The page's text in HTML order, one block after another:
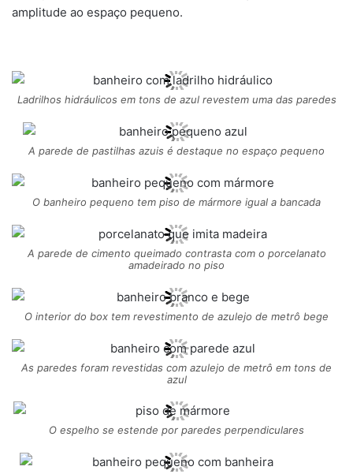
amplitude ao espaço pequeno.
Ladrilhos hidráulicos em tons de azul revestem uma das paredes
A parede de pastilhas azuis é destaque no espaço pequeno
O banheiro pequeno tem piso de mármore igual a bancada
A parede de cimento queimado contrasta com o porcelanato
amadeirado no piso
O interior do box tem revestimento de azulejo de metrô bege
As paredes foram revestidas com azulejo de metrô em tons de
azul
O espelho se estende por paredes perpendiculares